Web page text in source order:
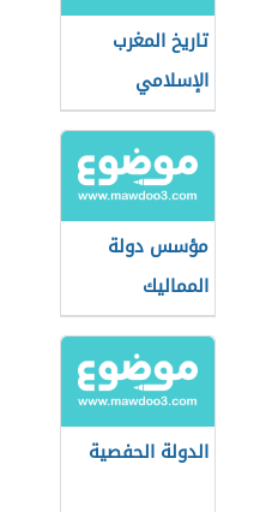
تاريخ المغرب
الإسلامي
مؤسس دولة
المماليك
الدولة الحفصية